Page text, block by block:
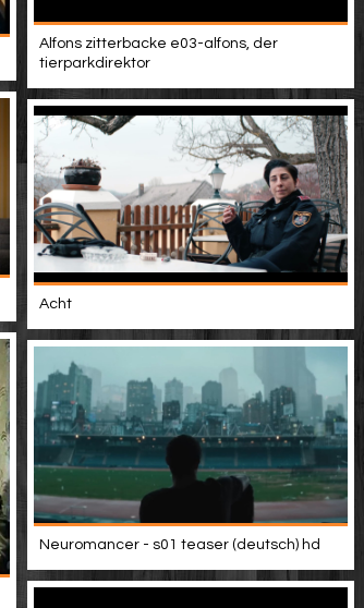
Alfons zitterbacke e03-alfons, der
tierparkdirektor
Acht
Neuromancer - s01 teaser (deutsch) hd